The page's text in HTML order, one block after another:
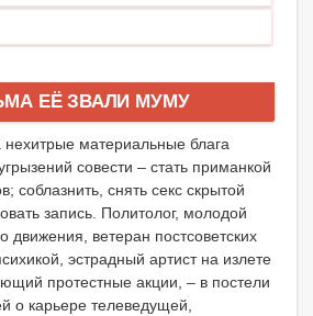
ЕЁ ЗВАЛИ МУМУ
нехитрые материальные блага
совести – стать приманкой
соблазнить, снять секс скрытой
запись. Политолог, молодой
движения, ветеран постсоветских
эстрадный артист на излете
протестные акции, – в постели
о карьере телеведущей,